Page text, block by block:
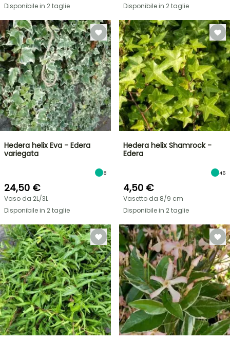
Disponibile in 2 taglie
Disponibile in 2 taglie
Hedera helix Eva - Edera
variegata
8
24,50 €
Vaso da 2L/3L
Disponibile in 2 taglie
Hedera helix Shamrock -
Edera
46
4,50 €
Vasetto da 8/9 cm
Disponibile in 2 taglie